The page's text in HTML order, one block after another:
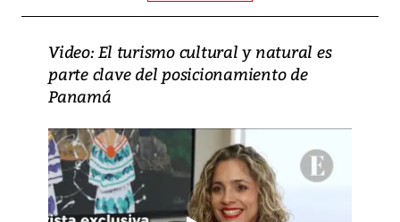
Video: El turismo cultural y natural es
parte clave del posicionamiento de
Panamá